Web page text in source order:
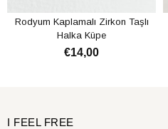
Rodyum Kaplamalı Zirkon Taşlı
Halka Küpe
€14,00
I FEEL FREE